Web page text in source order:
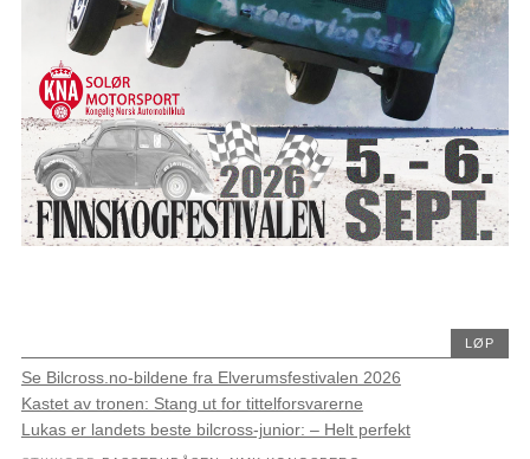
LØP
Se Bilcross.no-bildene fra Elverumsfestivalen 2026
Kastet av tronen: Stang ut for tittelforsvarerne
Lukas er landets beste bilcross-junior: – Helt perfekt